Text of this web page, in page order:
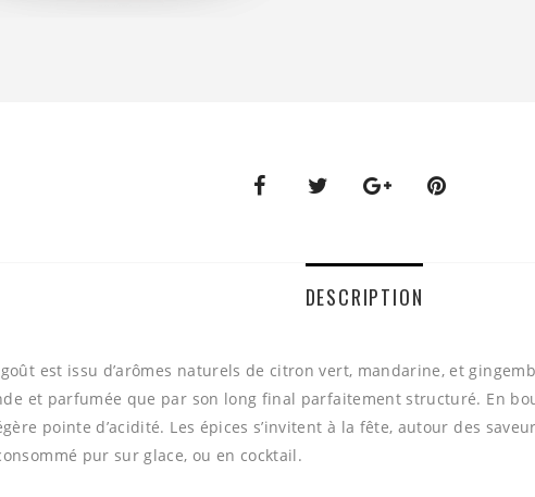
DESCRIPTION
est issu d’arômes naturels de citron vert, mandarine, et
et parfumée que par son long final parfaitement structuré. En
pointe d’acidité. Les épices s’invitent à la fête, autour des
pur sur glace, ou en cocktail.